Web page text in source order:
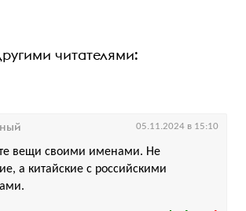
читателями:
вещи своими именами. Не
а китайские с российскими
05.11.2024 в 15:10